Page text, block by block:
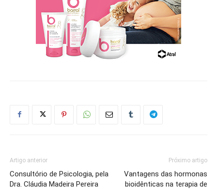
Artigo anterior
Consultório de Psicologia, pela
Dra. Cláudia Madeira Pereira
Próximo artigo
Vantagens das hormonas
bioidênticas na terapia de